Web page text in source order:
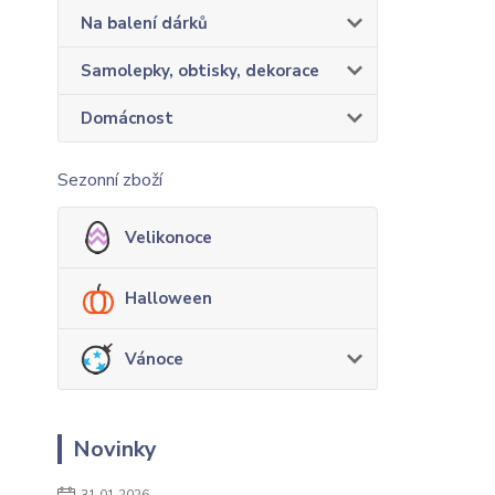
Na balení dárků
Samolepky, obtisky, dekorace
Domácnost
Sezonní zboží
Velikonoce
Halloween
Vánoce
Novinky